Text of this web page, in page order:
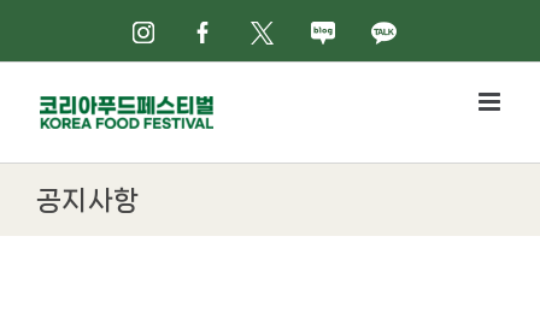
인스타그램
페이스북
X 네이버블로그
카카오톡
공지사항